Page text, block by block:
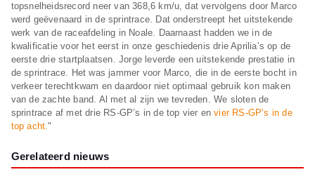
topsnelheidsrecord neer van 368,6 km/u, dat vervolgens door Marco
werd geëvenaard in de sprintrace. Dat onderstreept het uitstekende
werk van de raceafdeling in Noale. Daarnaast hadden we in de
kwalificatie voor het eerst in onze geschiedenis drie Aprilia’s op de
eerste drie startplaatsen. Jorge leverde een uitstekende prestatie in
de sprintrace. Het was jammer voor Marco, die in de eerste bocht in
verkeer terechtkwam en daardoor niet optimaal gebruik kon maken
van de zachte band. Al met al zijn we tevreden. We sloten de
sprintrace af met drie RS-GP’s in de top vier envier RS-GP’s in de
top acht."
Gerelateerd nieuws